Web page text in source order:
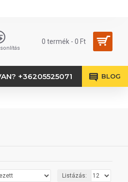
0 termék - 0 Ft
+36205525071 BLOG
Listázás: